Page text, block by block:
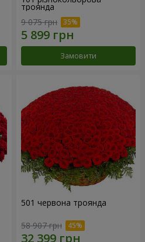
троянда
9 075 грн
Замовити
501 червона троянда
58 907 грн